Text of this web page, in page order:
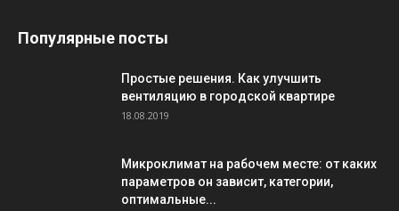
Популярные посты
Простые решения. Как улучшить
вентиляцию в городской квартире
18.08.2019
Микроклимат на рабочем месте: от каких
параметров он зависит, категории,
оптимальные...